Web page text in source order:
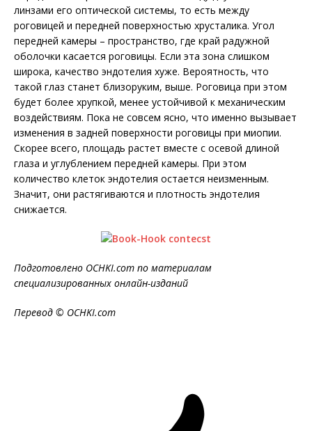
линзами его оптической системы, то есть между
роговицей и передней поверхностью хрусталика. Угол
передней камеры – пространство, где край радужной
оболочки касается роговицы. Если эта зона слишком
широка, качество эндотелия хуже. Вероятность, что
такой глаз станет близоруким, выше. Роговица при этом
будет более хрупкой, менее устойчивой к механическим
воздействиям. Пока не совсем ясно, что именно вызывает
изменения в задней поверхности роговицы при миопии.
Скорее всего, площадь растет вместе с осевой длиной
глаза и углублением передней камеры. При этом
количество клеток эндотелия остается неизменным.
Значит, они растягиваются и плотность эндотелия
снижается.
Подготовлено OCHKI.com по материалам
специализированных онлайн-изданий
Перевод © OCHKI.com